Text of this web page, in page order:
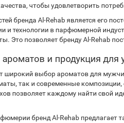
чтобы удовлетворить
бренда Al-Rehab является его
и технологии в парфюмерной
Это позволяет бренду Al-Rehab
и продукция для
широкий выбор ароматов для
так и современные
позволяет каждому найти свой
бренд Al-Rehab